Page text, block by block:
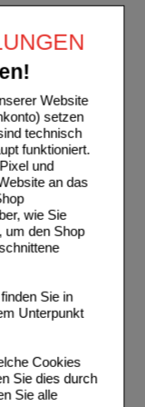
Website
setzen
technisch
funktioniert.
und
an das
wie Sie
um den Shop
Sie in
Unterpunkt
Cookies
Sie dies durch
Sie alle